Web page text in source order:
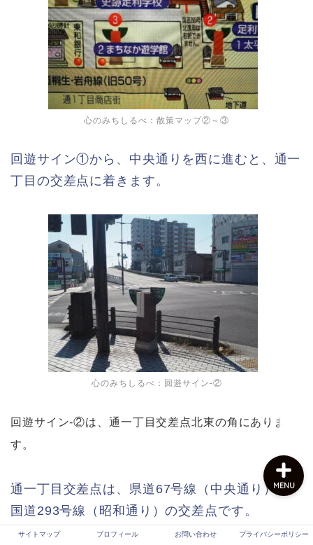
心のみちしるべ：散策マップ②～③
回遊サイン①から、中央通りを西に進むと、通一
丁目の交差点に着きます。
心のみちしるべ：回遊サイン-②
回遊サイン-②は、通一丁目交差点北東の角にありま
す。
通一丁目交差点は、県道67号線（中央通り）と
国道293号線（昭和通り）の交差点です。
サイトマップ プロフィール お問い合わせ プライバシーポリシー
MENU
サイトマップ
プロフィール
お問い合わせ